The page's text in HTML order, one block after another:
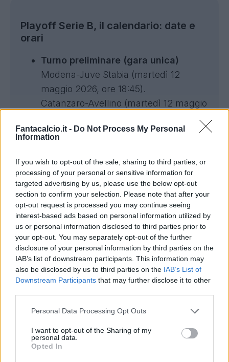
Fantacalcio.it - Do Not Process My Personal
Information
If you wish to opt-out of the sale, sharing to third parties, or
processing of your personal or sensitive information for
targeted advertising by us, please use the below opt-out
section to confirm your selection. Please note that after your
opt-out request is processed you may continue seeing
interest-based ads based on personal information utilized by
us or personal information disclosed to third parties prior to
your opt-out. You may separately opt-out of the further
disclosure of your personal information by third parties on the
IAB’s list of downstream participants. This information may
also be disclosed by us to third parties on the IAB’s List of
Downstream Participants that may further disclose it to other
Personal Data Processing Opt Outs
I want to opt-out of the Sharing of my
personal data.
Opted In
Playoff Serie B, il calendario: date e
orari
Turno preliminare (gara unica)
Modena-Juve Stabia (martedì 12
maggio 2026, ore 18:45).
Catanzaro-Avellino (martedì 12 maggio
Semifinali (andata)
Monza (sabato 16 maggio 2026, ore
20)
Vincente Catanzaro-Avellino contro
Palermo (domenica 17 maggio 2026,
ore 20)
Semifinali (ritorno)
Monza contro vincente Modena-Juve
Stabia (martedì 19 maggio 2026, ore
20)
Finale (andata)
Domenica 24 maggio 2026, ore 20.